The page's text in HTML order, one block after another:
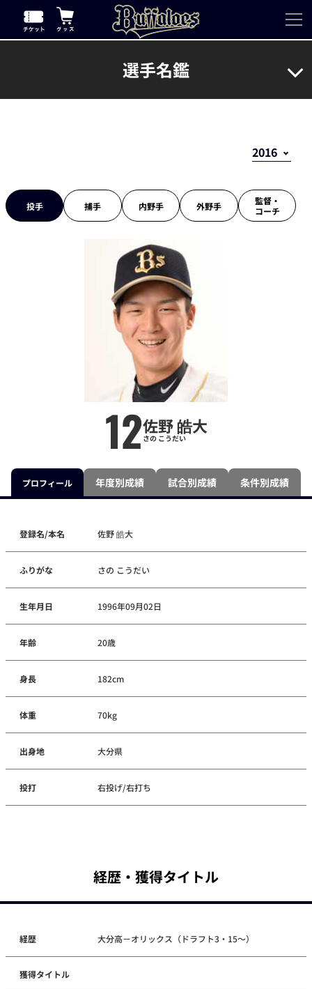
選手名鑑
投手 捕手 内野手 外野手
監督・
コーチ
12佐野 皓大
さの こうだい
プロフィール 年度別成績 試合別成績 条件別成績
登録名/本名 佐野 皓大
ふりがな さの こうだい
生年月日 1996年09月02日
年齢 20歳
身長 182cm
体重 70kg
出身地 大分県
投打 右投げ/右打ち
経歴・獲得タイトル
経歴 大分高－オリックス（ドラフト3・15～）
獲得タイトル